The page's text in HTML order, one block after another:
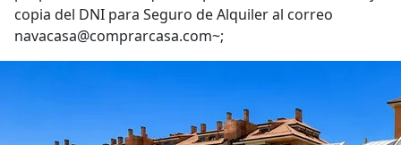
copia del DNI para Seguro de Alquiler al correo
navacasa@comprarcasa.com~;